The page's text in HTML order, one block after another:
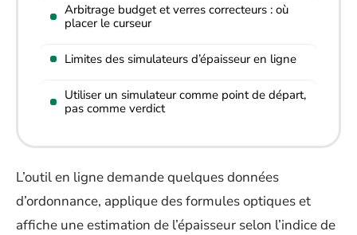
Arbitrage budget et verres correcteurs : où
placer le curseur
Limites des simulateurs d’épaisseur en ligne
Utiliser un simulateur comme point de départ,
pas comme verdict
L’outil en ligne demande quelques données
d’ordonnance, applique des formules optiques et
affiche une estimation de l’épaisseur selon l’indice de